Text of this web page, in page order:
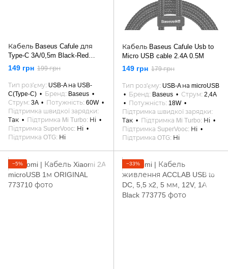
Кабель Baseus Cafule для
Type-C 3A/0,5m Black-Red
CATKLF-A91
149 грн 199 грн
Тип роз'єму USB-A на USB-
C(Type-C)
Бренд Baseus
Струм 3A Потужність 60W
Підтримка швидкої зарядки
Так
Підтримка Mi Turbo
Ні
Підтримка SuperVooc Ні
Підтримка OTG Ні
Кабель Baseus Cafule Usb to
Micro USB cable 2.4A 0.5M
149 грн 179 грн
Тип роз'єму USB-A на microUSB
Бренд Baseus Струм 2,4A
Потужність 18W
Підтримка швидкої зарядки
Так
Підтримка Mi Turbo
Ні
Підтримка SuperVooc Ні
Підтримка OTG Ні
−5% −33%